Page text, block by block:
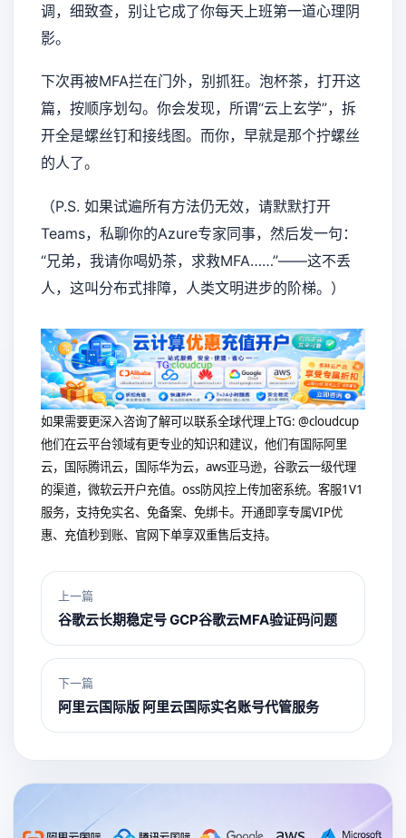
调，细致查，别让它成了你每天上班第一道心理阴
影。
下次再被MFA拦在门外，别抓狂。泡杯茶，打开这
篇，按顺序划勾。你会发现，所谓“云上玄学”，拆
开全是螺丝钉和接线图。而你，早就是那个拧螺丝
的人了。
（P.S. 如果试遍所有方法仍无效，请默默打开
Teams，私聊你的Azure专家同事，然后发一句：
“兄弟，我请你喝奶茶，求救MFA……”——这不丢
人，这叫分布式排障，人类文明进步的阶梯。）
如果需要更深入咨询了解可以联系全球代理上TG: @cloudcup
他们在云平台领域有更专业的知识和建议，他们有国际阿里
云，国际腾讯云，国际华为云，aws亚马逊，谷歌云一级代理
的渠道，微软云开户充值。oss防风控上传加密系统。客服1V1
服务，支持免实名、免备案、免绑卡。开通即享专属VIP优
惠、充值秒到账、官网下单享双重售后支持。
上一篇
谷歌云长期稳定号 GCP谷歌云MFA验证码问题
下一篇
阿里云国际版 阿里云国际实名账号代管服务